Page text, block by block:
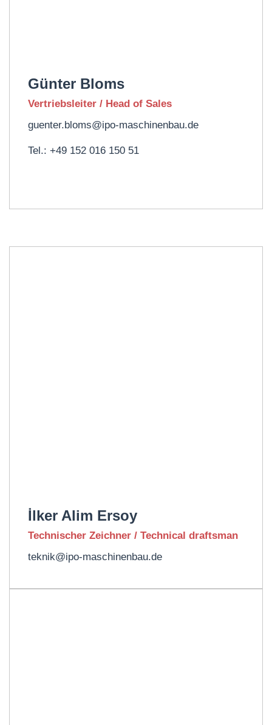
Günter Bloms
Vertriebsleiter / Head of Sales
guenter.bloms@ipo-maschinenbau.de
Tel.: +49 152 016 150 51
İlker Alim Ersoy
Technischer Zeichner / Technical draftsman
teknik@ipo-maschinenbau.de